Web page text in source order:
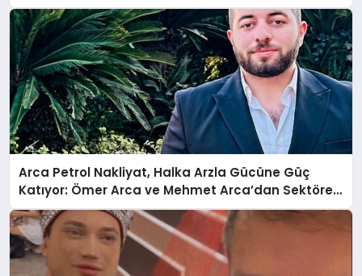
Arca Petrol Nakliyat, Halka Arzla Gücüne Güç
Katıyor: Ömer Arca ve Mehmet Arca’dan Sektöre
Güçlü Yatırım